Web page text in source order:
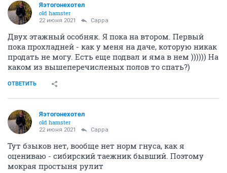
Яэтогонехотел
old hamster
22 июня 2021 Сарра
Двух этажный особняк. Я пока на втором. Первый
пока прохладней - как у меня на даче, которую никак
продать не могу. Есть еще подвал и яма в нем )))))) На
каком из вышеперечисленых полов то спать?)
ОТВЕТИТЬ
Яэтогонехотел
old hamster
22 июня 2021 Сарра
Тут бзыков нет, вообще нет норм гнуса, как я
оцениваю - сибирский таежник бывший. Поэтому
мокрая простыня рулит